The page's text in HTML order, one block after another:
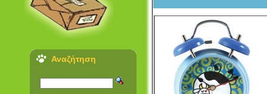
Αναζήτηση